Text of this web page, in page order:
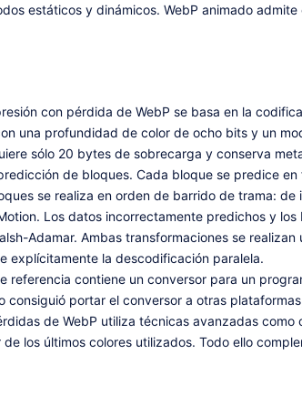
estáticos y dinámicos. WebP animado
con pérdida de WebP se basa en la
una profundidad de color de ocho bits y un
sólo 20 bytes de sobrecarga y conserva
de bloques. Cada bloque se predice
se realiza en orden de barrido de trama:
Los datos incorrectamente predichos y
Adamar. Ambas transformaciones se
explícitamente la descodificación paralela.
referencia contiene un conversor para un
consiguió portar el conversor a otras
de WebP utiliza técnicas avanzadas
los últimos colores utilizados. Todo ello